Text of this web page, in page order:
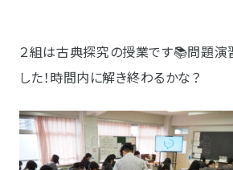
２組は古典探究の授業です📚問題演
した！時間内に解き終わるかな？